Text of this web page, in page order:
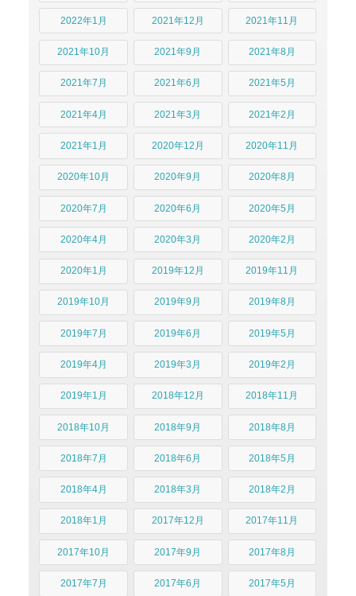
2022年1月 2021年12月 2021年11月
2021年10月 2021年9月 2021年8月
2021年7月 2021年6月 2021年5月
2021年4月 2021年3月 2021年2月
2021年1月 2020年12月 2020年11月
2020年10月 2020年9月 2020年8月
2020年7月 2020年6月 2020年5月
2020年4月 2020年3月 2020年2月
2020年1月 2019年12月 2019年11月
2019年10月 2019年9月 2019年8月
2019年7月 2019年6月 2019年5月
2019年4月 2019年3月 2019年2月
2019年1月 2018年12月 2018年11月
2018年10月 2018年9月 2018年8月
2018年7月 2018年6月 2018年5月
2018年4月 2018年3月 2018年2月
2018年1月 2017年12月 2017年11月
2017年10月 2017年9月 2017年8月
2017年7月 2017年6月 2017年5月